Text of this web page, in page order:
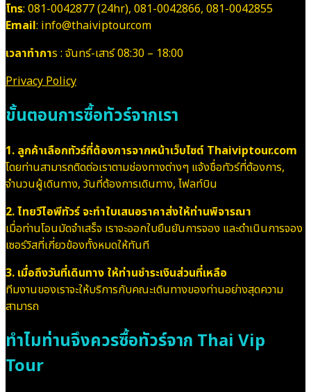
โทร: 081-0042877 (24hr), 081-0042866, 081-0042855
Email: info@thaiviptour.com
เวลาทำการ : จันทร์-เสาร์ 08:30 – 18:00
Privacy Policy
ขั้นตอนการซื้อทัวร์จากเรา
1. ลูกค้าเลือกทัวร์ที่ต้องการจากหน้าเว็บไซต์ Thaiviptour.com
โดยท่านสามารถติดต่อเราตามช่องทางต่างๆ แจ้งชื่อทัวร์ที่ต้องการ,
จำนวนผู้เดินทาง, วันที่ต้องการเดินทาง, ไฟลท์บิน
2. ไทยวีไอพีทัวร์ จะทำใบเสนอราคาส่งให้ท่านพิจารณา
เมื่อท่านโอนมัดจำเสร็จ เราจะออกใบยืนยันการจอง และดำเนินการจอง
เซอร์วิสที่เกี่ยวข้องทั้งหมดให้ทันที
3. เมื่อถึงวันที่เดินทาง ให้ท่านชำระเงินส่วนที่เหลือ
ทีมงานของเราจะให้บริการกับคณะเดินทางของท่านอย่างสุดความ
สามารถ
ทำไมท่านจึงควรซื้อทัวร์จาก Thai Vip
Tour